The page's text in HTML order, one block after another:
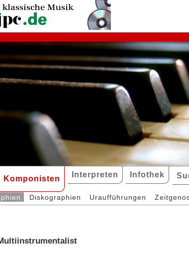
Komponisten Interpreten Infothek
Diskographien Uraufführungen